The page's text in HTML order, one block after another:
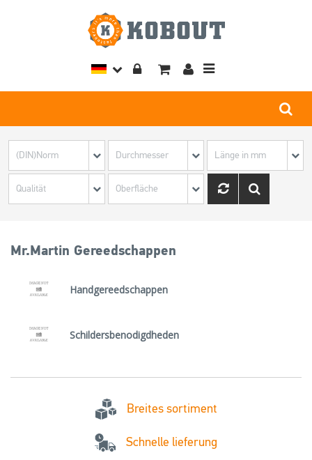
Toggle
Mr.Martin Gereedschappen
Handgereedschappen
Schildersbenodigdheden
Breites sortiment
Schnelle lieferung